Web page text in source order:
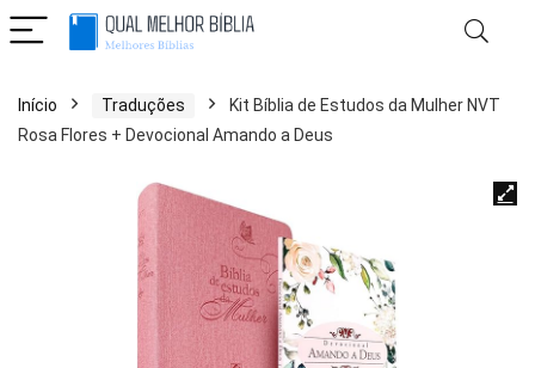
Início Traduções
Kit Bíblia de Estudos da Mulher NVT
Rosa Flores + Devocional Amando a Deus